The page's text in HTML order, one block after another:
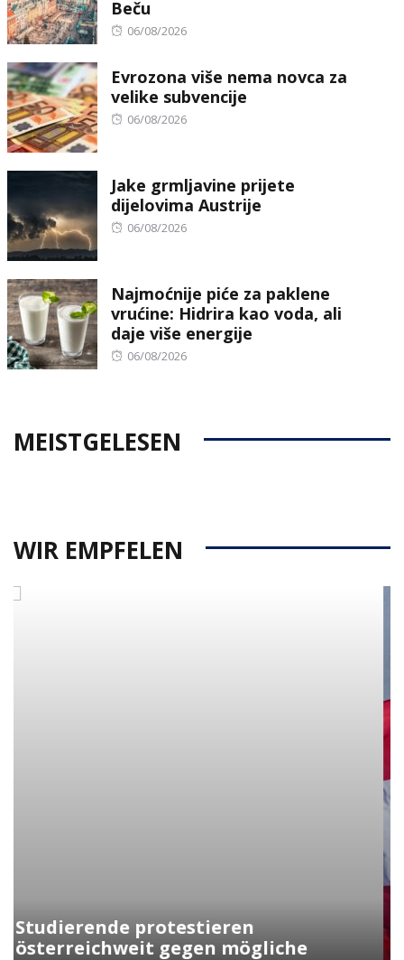
Beču
Posted
06/08/2026
Evrozona više nema novca za
velike subvencije
Posted
06/08/2026
Jake grmljavine prijete
dijelovima Austrije
Posted
06/08/2026
Najmoćnije piće za paklene
vrućine: Hidrira kao voda, ali
daje više energije
Posted
06/08/2026
MEISTGELESEN
WIR EMPFELEN
Kunasek fordert strengere Regeln
für die Verleihung der